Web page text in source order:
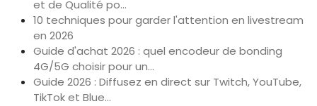
et de Qualité po…
10 techniques pour garder l'attention en livestream
en 2026
Guide d'achat 2026 : quel encodeur de bonding
4G/5G choisir pour un…
Guide 2026 : Diffusez en direct sur Twitch, YouTube,
TikTok et Blue…